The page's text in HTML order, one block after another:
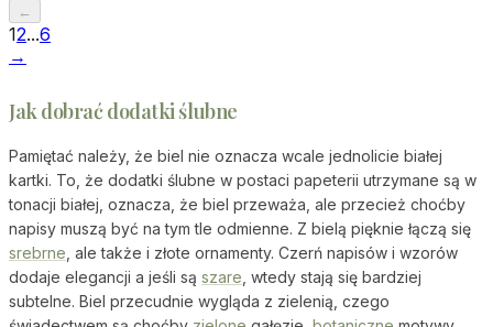
←
12...6
→
Jak dobrać dodatki ślubne
Pamiętać należy, że biel nie oznacza wcale jednolicie białej
kartki. To, że dodatki ślubne w postaci papeterii utrzymane są w
tonacji białej, oznacza, że biel przeważa, ale przecież choćby
napisy muszą być na tym tle odmienne. Z bielą pięknie łączą się
srebrne , ale także i złote ornamenty. Czerń napisów i wzorów
dodaje elegancji a jeśli są szare , wtedy stają się bardziej
subtelne. Biel przecudnie wygląda z zielenią, czego